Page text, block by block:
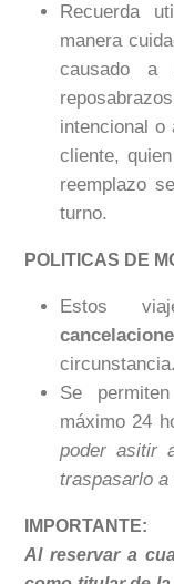
Recuerda
manera
causado a
intencional o
cliente,
reemplazo
turno.
POLITICAS DE
Estos
circunstancia.
Se
máximo 24
poder asitir
traspasarlo a
IMPORTANTE:
Al reservar a